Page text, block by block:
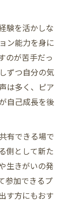
験を活かしな
ン能力を身に
のが苦手だっ
ずつ自分の気
は多く、ピア
自己成長を後
有できる場で
側として新た
生きがいの発
参加できるプ
す方にもおす